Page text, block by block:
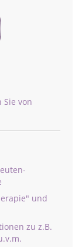
von
und
zu z.B.